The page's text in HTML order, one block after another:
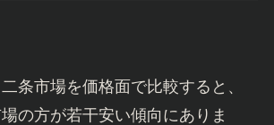
条市場を価格面で比較すると、
の方が若干安い傾向にありま